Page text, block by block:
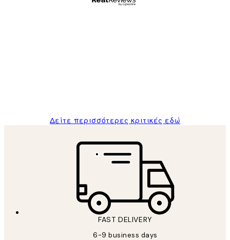
Δείτε περισσότερες κριτικές εδώ
FAST DELIVERY
6-9 business days